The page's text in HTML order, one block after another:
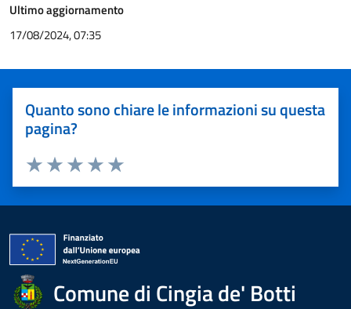
Ultimo aggiornamento
17/08/2024, 07:35
Quanto sono chiare le informazioni su questa
pagina?
Valuta 5 stelle su 5
Valuta 4 stelle su 5
Valuta 3 stelle su 5
Valuta 2 stelle su 5
Valuta 1 stelle su 5
Comune di Cingia de' Botti